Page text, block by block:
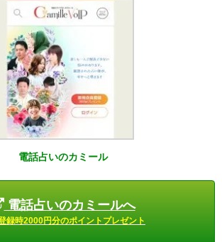
電話占いのカミール
電話占いのカミールへ
録時2000円分のポイントプレゼント